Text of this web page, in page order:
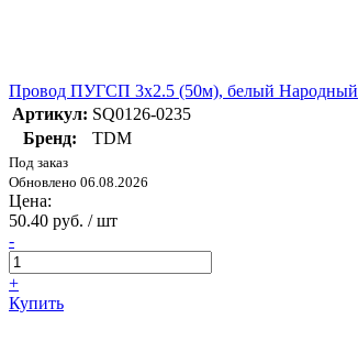
Провод ПУГСП 3х2.5 (50м), белый Народный
Артикул: SQ0126-0235
Бренд:
TDM
Под заказ
Обновлено 06.08.2026
Цена:
50.40 руб. / шт
-
+
Купить